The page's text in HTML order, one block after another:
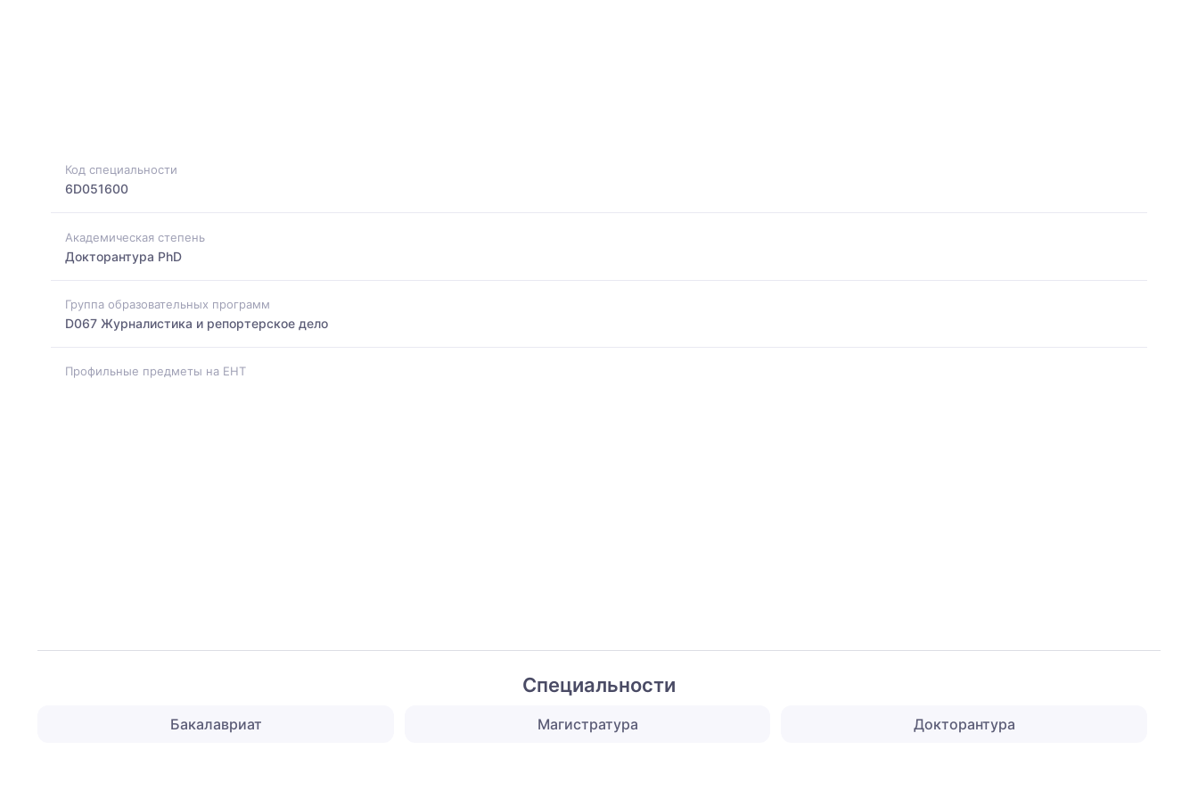
Код специальности
6D051600
Академическая степень
Докторантура PhD
Группа образовательных программ
D067 Журналистика и репортерское дело
Профильные предметы на ЕНТ
Специальности
Бакалавриат Магистратура Докторантура